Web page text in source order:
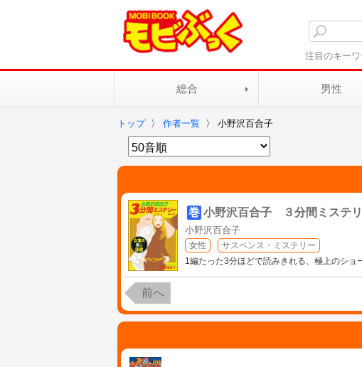
注目のキーワ
総合 男性
トップ 〉 作者一覧 〉 小野沢百合子
巻 小野沢百合子 ３分間ミステ
小野沢百合子
女性
サスペンス・ミステリー
1編たった3分ほどで読みきれる、極上のシ
前へ